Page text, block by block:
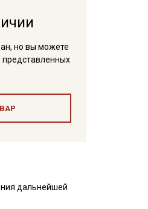
но вы можете
представленных
дальнейшей